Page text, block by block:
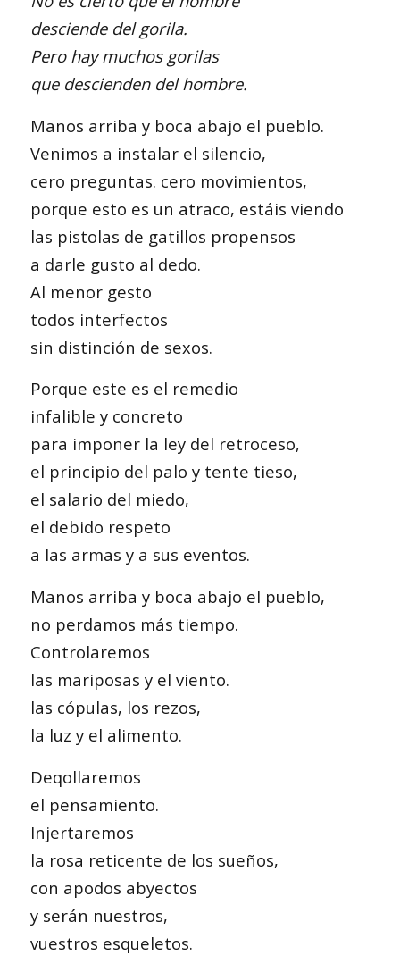
desciende del gorila.
Pero hay muchos gorilas
que descienden del hombre.
Manos arriba y boca abajo el pueblo.
Venimos a instalar el silencio,
cero preguntas. cero movimientos,
porque esto es un atraco, estáis viendo
las pistolas de gatillos propensos
a darle gusto al dedo.
Al menor gesto
todos interfectos
sin distinción de sexos.
Porque este es el remedio
infalible y concreto
para imponer la ley del retroceso,
el principio del palo y tente tieso,
el salario del miedo,
el debido respeto
a las armas y a sus eventos.
Manos arriba y boca abajo el pueblo,
no perdamos más tiempo.
Controlaremos
las mariposas y el viento.
las cópulas, los rezos,
la luz y el alimento.
Deqollaremos
el pensamiento.
Injertaremos
la rosa reticente de los sueños,
con apodos abyectos
y serán nuestros,
vuestros esqueletos.